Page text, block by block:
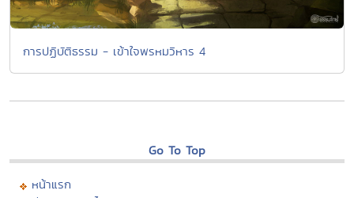
การปฏิบัติธรรม - เข้าใจพรหมวิหาร 4
Go To Top
หน้าแรก